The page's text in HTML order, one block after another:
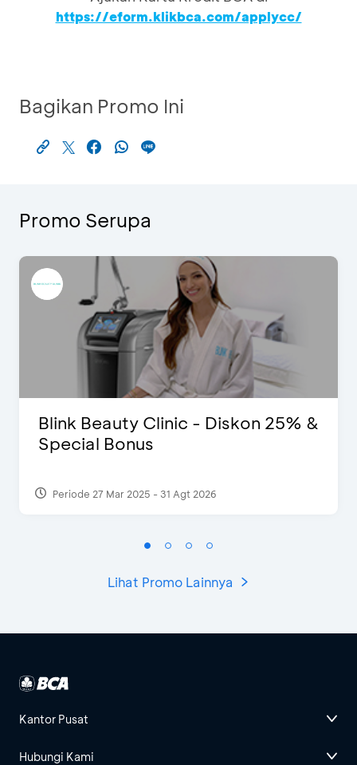
https://eform.klikbca.com/applycc/
Bagikan Promo Ini
Promo Serupa
Blink Beauty Clinic - Diskon 25% &
Special Bonus
Periode 27 Mar 2025 - 31 Agt 2026
Lihat Promo Lainnya
Kantor Pusat
Hubungi Kami